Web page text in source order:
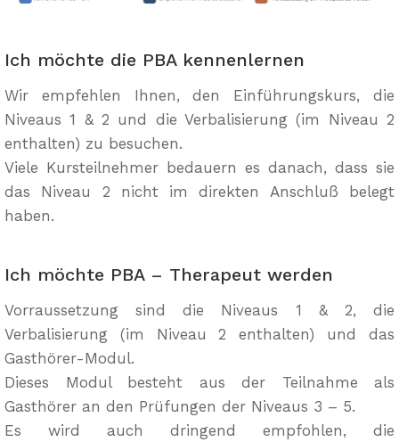
Ich möchte die PBA kennenlernen
Wir empfehlen Ihnen, den Einführungskurs, die
Niveaus 1 & 2 und die Verbalisierung (im Niveau 2
enthalten) zu besuchen.
Viele Kursteilnehmer bedauern es danach, dass sie
das Niveau 2 nicht im direkten Anschluß belegt
haben.
Ich möchte PBA – Therapeut werden
Vorraussetzung sind die Niveaus 1 & 2, die
Verbalisierung (im Niveau 2 enthalten) und das
Gasthörer-Modul.
Dieses Modul besteht aus der Teilnahme als
Gasthörer an den Prüfungen der Niveaus 3 – 5.
Es wird auch dringend empfohlen, die